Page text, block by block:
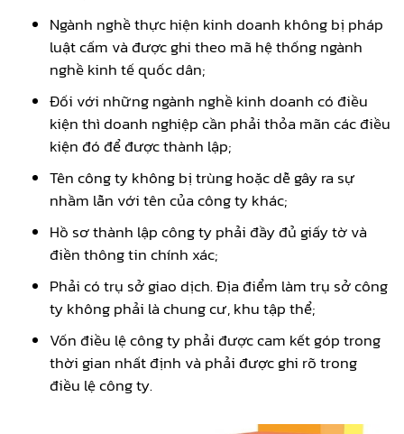
Ngành nghề thực hiện kinh doanh không bị pháp
luật cấm và được ghi theo mã hệ thống ngành
nghề kinh tế quốc dân;
Đối với những ngành nghề kinh doanh có điều
kiện thì doanh nghiệp cần phải thỏa mãn các điều
kiện đó để được thành lập;
Tên công ty không bị trùng hoặc dễ gây ra sự
nhầm lẫn với tên của công ty khác;
Hồ sơ thành lập công ty phải đầy đủ giấy tờ và
điền thông tin chính xác;
Phải có trụ sở giao dịch. Địa điểm làm trụ sở công
ty không phải là chung cư, khu tập thể;
Vốn điều lệ công ty phải được cam kết góp trong
thời gian nhất định và phải được ghi rõ trong
điều lệ công ty.